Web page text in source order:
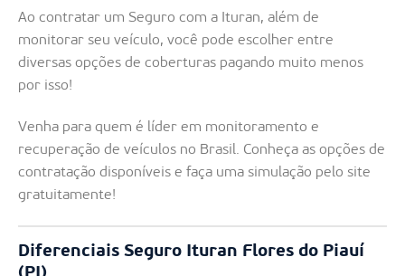
Ao contratar um Seguro com a Ituran, além de
monitorar seu veículo, você pode escolher entre
diversas opções de coberturas pagando muito menos
por isso!
Venha para quem é líder em monitoramento e
recuperação de veículos no Brasil. Conheça as opções de
contratação disponíveis e faça uma simulação pelo site
gratuitamente!
Diferenciais Seguro Ituran Flores do Piauí